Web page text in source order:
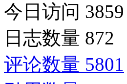
今日访问 3859
日志数量 872
评论数量 5801